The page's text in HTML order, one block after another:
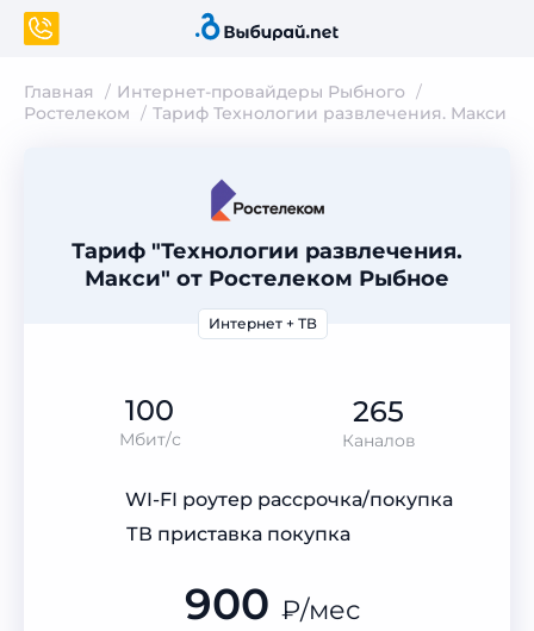
Главная
Интернет-провайдеры Рыбного
Ростелеком
Тариф Технологии развлечения. Макси
Тариф "Технологии развлечения.
Макси" от Ростелеком Рыбное
Интернет + ТВ
100
Мбит/с
265
Каналов
WI-FI роутер рассрочка/покупка
ТВ приставка покупка
900 ₽/мес